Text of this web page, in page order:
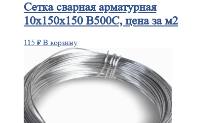
Сеткасварная арматурная
10х150х150 В500С, цена за м2
115 ₽ В корзину